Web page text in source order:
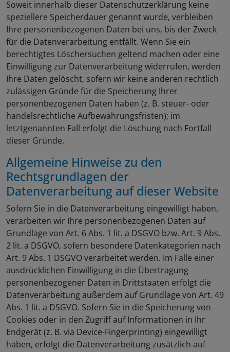
Soweit innerhalb dieser Datenschutzerklärung keine
speziellere Speicherdauer genannt wurde, verbleiben
Ihre personenbezogenen Daten bei uns, bis der Zweck
für die Datenverarbeitung entfällt. Wenn Sie ein
berechtigtes Löschersuchen geltend machen oder eine
Einwilligung zur Datenverarbeitung widerrufen, werden
Ihre Daten gelöscht, sofern wir keine anderen rechtlich
zulässigen Gründe für die Speicherung Ihrer
personenbezogenen Daten haben (z. B. steuer- oder
handelsrechtliche Aufbewahrungsfristen); im
letztgenannten Fall erfolgt die Löschung nach Fortfall
dieser Gründe.
Allgemeine Hinweise zu den
Rechtsgrundlagen der
Datenverarbeitung auf dieser Website
Sofern Sie in die Datenverarbeitung eingewilligt haben,
verarbeiten wir Ihre personenbezogenen Daten auf
Grundlage von Art. 6 Abs. 1 lit. a DSGVO bzw. Art. 9 Abs.
2 lit. a DSGVO, sofern besondere Datenkategorien nach
Art. 9 Abs. 1 DSGVO verarbeitet werden. Im Falle einer
ausdrücklichen Einwilligung in die Übertragung
personenbezogener Daten in Drittstaaten erfolgt die
Datenverarbeitung außerdem auf Grundlage von Art. 49
Abs. 1 lit. a DSGVO. Sofern Sie in die Speicherung von
Cookies oder in den Zugriff auf Informationen in Ihr
Endgerät (z. B. via Device-Fingerprinting) eingewilligt
haben, erfolgt die Datenverarbeitung zusätzlich auf